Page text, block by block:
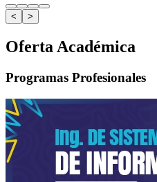
< >
Oferta Académica
Programas Profesionales